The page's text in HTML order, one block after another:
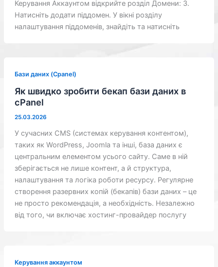
Керування Аккаунтом відкрийте розділ Домени: 3.
Натисніть додати піддомен. У вікні розділу
налаштування піддоменів, знайдіть та натисніть
Бази даних (Cpanel)
Як швидко зробити бекап бази даних в
cPanel
25.03.2026
У сучасних CMS (системах керування контентом),
таких як WordPress, Joomla та інші, база даних є
центральним елементом усього сайту. Саме в ній
зберігається не лише контент, а й структура,
налаштування та логіка роботи ресурсу. Регулярне
створення разервних копій (бекапів) бази даних – це
не просто рекомендація, а необхідність. Незалежно
від того, чи включає хостинг-провайдер послугу
Керування аккаунтом